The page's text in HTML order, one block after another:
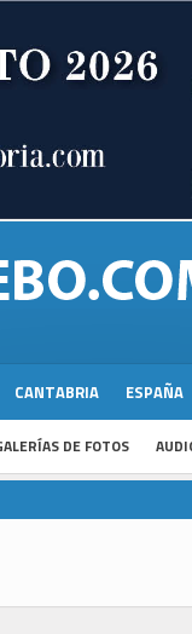
CANTABRIA ESPAÑA
DE FOTOS